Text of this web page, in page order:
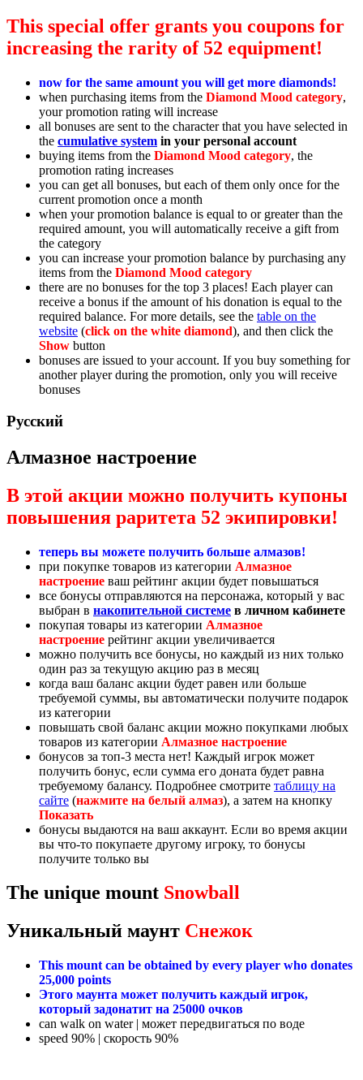
This special offer grants you coupons for
increasing the rarity of 52 equipment!
now for the same amount you will get more diamonds!
when purchasing items from the Diamond Mood category,
your promotion rating will increase
all bonuses are sent to the character that you have selected in
the cumulative system in your personal account
buying items from the Diamond Mood category, the
promotion rating increases
you can get all bonuses, but each of them only once for the
current promotion once a month
when your promotion balance is equal to or greater than the
required amount, you will automatically receive a gift from
the category
you can increase your promotion balance by purchasing any
items from the Diamond Mood category
there are no bonuses for the top 3 places! Each player can
receive a bonus if the amount of his donation is equal to the
required balance. For more details, see the table on the
website (click on the white diamond), and then click the
Show button
bonuses are issued to your account. If you buy something for
another player during the promotion, only you will receive
bonuses
Русский
Алмазное настроение
В этой акции можно получить купоны
повышения раритета 52 экипировки!
теперь вы можете получить больше алмазов!
при покупке товаров из категории Алмазное
настроение ваш рейтинг акции будет повышаться
все бонусы отправляются на персонажа, который у вас
выбран в накопительной системе в личном кабинете
покупая товары из категории Алмазное
настроение рейтинг акции увеличивается
можно получить все бонусы, но каждый из них только
один раз за текущую акцию раз в месяц
когда ваш баланс акции будет равен или больше
требуемой суммы, вы автоматически получите подарок
из категории
повышать свой баланс акции можно покупками любых
товаров из категории Алмазное настроение
бонусов за топ-3 места нет! Каждый игрок может
получить бонус, если сумма его доната будет равна
требуемому балансу. Подробнее смотрите таблицу на
сайте (нажмите на белый алмаз), а затем на кнопку
Показать
бонусы выдаются на ваш аккаунт. Если во время акции
вы что-то покупаете другому игроку, то бонусы
получите только вы
The unique mount Snowball
Уникальный маунт Снежок
This mount can be obtained by every player who donates
25,000 points
Этого маунта может получить каждый игрок,
который задонатит на 25000 очков
can walk on water | может передвигаться по воде
speed 90% | скорость 90%